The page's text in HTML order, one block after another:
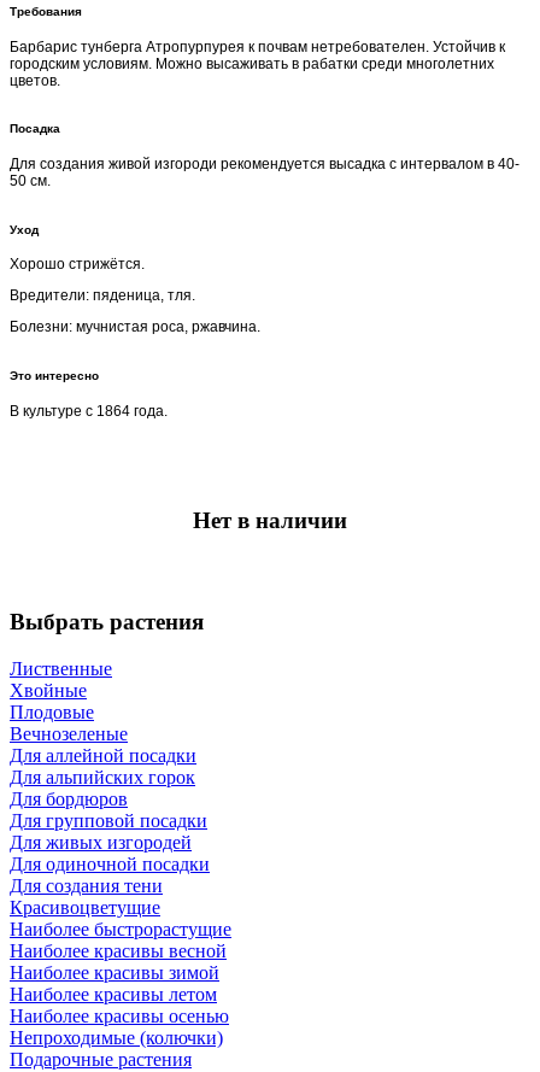
Требования
Барбарис тунберга Aтропурпурея к почвам нетребователен. Устойчив к
городским условиям. Можно высаживать в рабатки среди многолетних
цветов.
Посадка
Для создания живой изгороди рекомендуется высадка с интервалом в 40-
50 см.
Уход
Хорошо стрижётся.
Вредители: пяденица, тля.
Болезни: мучнистая роса, ржавчина.
Это интересно
В культуре с 1864 года.
Нет в наличии
Выбрать растения
Лиственные
Хвойные
Плодовые
Вечнозеленые
Для аллейной посадки
Для альпийских горок
Для бордюров
Для групповой посадки
Для живых изгородей
Для одиночной посадки
Для создания тени
Красивоцветущие
Наиболее быстрорастущие
Наиболее красивы весной
Наиболее красивы зимой
Наиболее красивы летом
Наиболее красивы осенью
Непроходимые (колючки)
Подарочные растения